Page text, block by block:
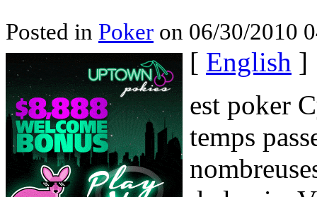
Posted in Poker on 06/30/2010
[ English ]
est poker
temps